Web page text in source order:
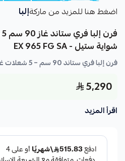
اضغط هنا للمزيد من ماركةإلبا
شواية ستيل - EX 965 FG SA
فرن إلبا فري ستاند 90 سم – 5 شعلات غاز مع فرن غاز بمروحة وشواية
5,290
اقرأ المزيد